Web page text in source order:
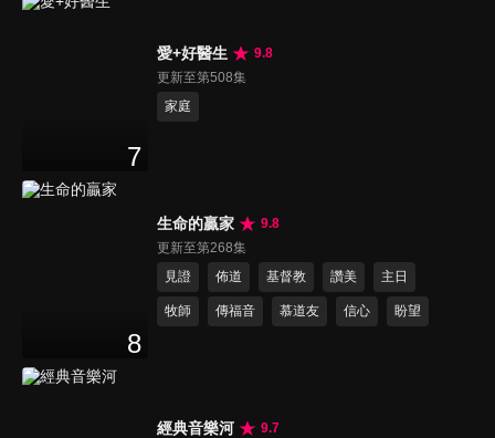
7
愛+好醫生
9.8
更新至第508集
家庭
8
生命的贏家
9.8
更新至第268集
見證
佈道 基督教 讚美 主日
牧師 傳福音 慕道友 信心 盼望
經典音樂河
9.7